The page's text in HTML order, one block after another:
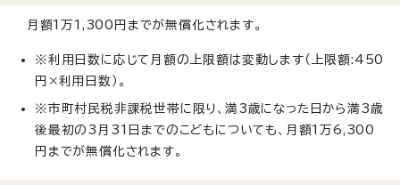
月額1万1,300円までが無償化されます。
※利用日数に応じて月額の上限額は変動します（上限額:450
円×利用日数）。
※市町村民税非課税世帯に限り、満3歳になった日から満3歳
後最初の3月31日までのこどもについても、月額1万6,300
円までが無償化されます。